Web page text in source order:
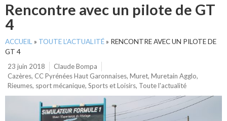
Rencontre avec un pilote de GT
4
ACCUEIL » TOUTE L’ACTUALITÉ» RENCONTRE AVEC UN PILOTE DE
GT 4
23 juin 2018
Claude Bompa
Cazères, CC Pyrénées Haut Garonnaises, Muret, Muretain Agglo,
Rieumes, sport mécanique, Sports et Loisirs, Toute l'actualité